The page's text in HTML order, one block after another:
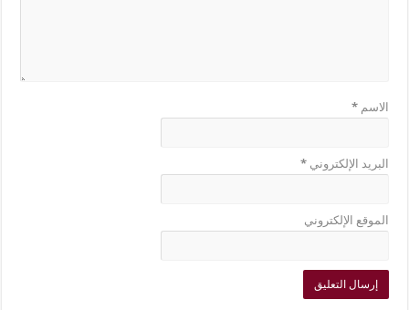
الاسم*
البريد الإلكتروني*
الموقع الإلكتروني